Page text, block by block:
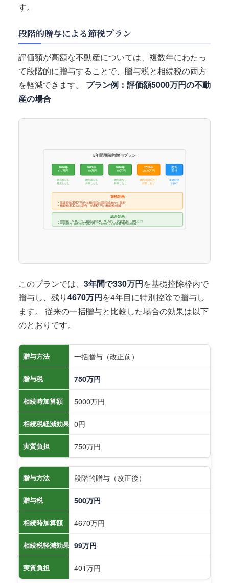
す。
段階的贈与による節税プラン
評価額が高額な不動産については、複数年にわたっ
て段階的に贈与することで、贈与税と相続税の両方
を軽減できます。 プラン例：評価額5000万円の不動
産の場合
5年間段階的贈与プラン
2026年
110万円
2027年
110万円
2028年
110万円
2029年
2500万円
売却
実行
贈与税なし
持戻しなし
贈与税なし
持戻しなし
贈与税なし
持戻しなし
贈与税500万円
持戻しあり
最適時期
で実行
節税効果
• 基礎控除330万円分は相続税の課税対象から除外
• 相続税率30％の場合、約99万円の相続税軽減
総合効果
• 贈与税：500万円、相続税軽減：99万円、実質負担：401万円
• 一括贈与（贈与税750万円）と比較して約349万円の軽減
このプランでは、 3年間で330万円を基礎控除枠内で
贈与し、残り4670万円を4年目に特別控除で贈与し
ます。 従来の一括贈与と比較した場合の効果は以下
のとおりです。
贈与方法 一括贈与（改正前）
贈与税 750万円
相続時加算額 5000万円
相続税軽減効果 0円
実質負担 750万円
贈与方法 段階的贈与（改正後）
贈与税 500万円
相続時加算額 4670万円
相続税軽減効果 99万円
実質負担 401万円